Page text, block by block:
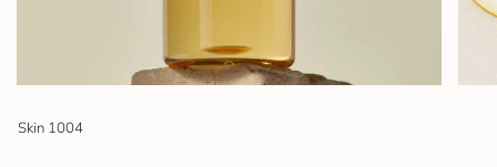
Skin 1004